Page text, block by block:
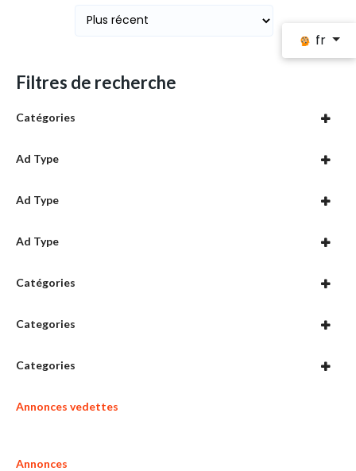
fr
Filtres de recherche
Catégories
Ad Type
Ad Type
Ad Type
Catégories
Categories
Categories
Annonces vedettes
Annonces